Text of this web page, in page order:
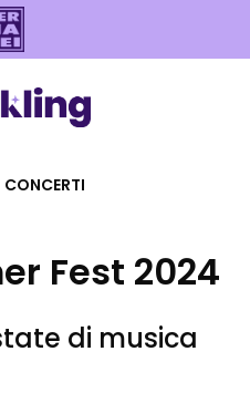
CONCERTI
Fest 2024
di musica